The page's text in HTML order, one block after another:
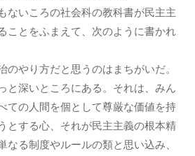
ないころの社会科の教科書が民主主
ことをふまえて、次のように書かれ
のやり方だと思うのはまちがいだ。
と深いところにある。それは、みん
ての人間を個として尊厳な価値を持
とする心、それが民主主義の根本精
なる制度やルールの類と思い込み、